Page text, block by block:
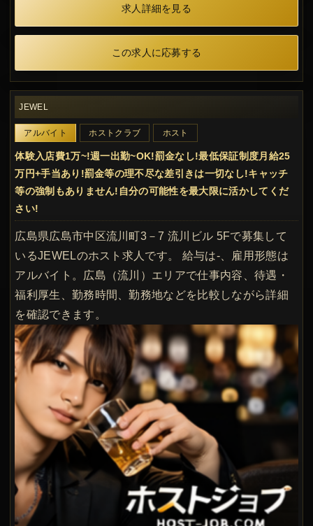
求人詳細を見る
この求人に応募する
JEWEL
アルバイト ホストクラブ ホスト
体験入店費1万~!週一出勤~OK!罰金なし!最低保証制度月給25
万円+手当あり!罰金等の理不尽な差引きは一切なし!キャッチ
等の強制もありません!自分の可能性を最大限に活かしてくだ
さい!
広島県広島市中区流川町3－7 流川ビル 5Fで募集して
いるJEWELのホスト求人です。 給与は-、雇用形態は
アルバイト。広島（流川）エリアで仕事内容、待遇・
福利厚生、勤務時間、勤務地などを比較しながら詳細
を確認できます。